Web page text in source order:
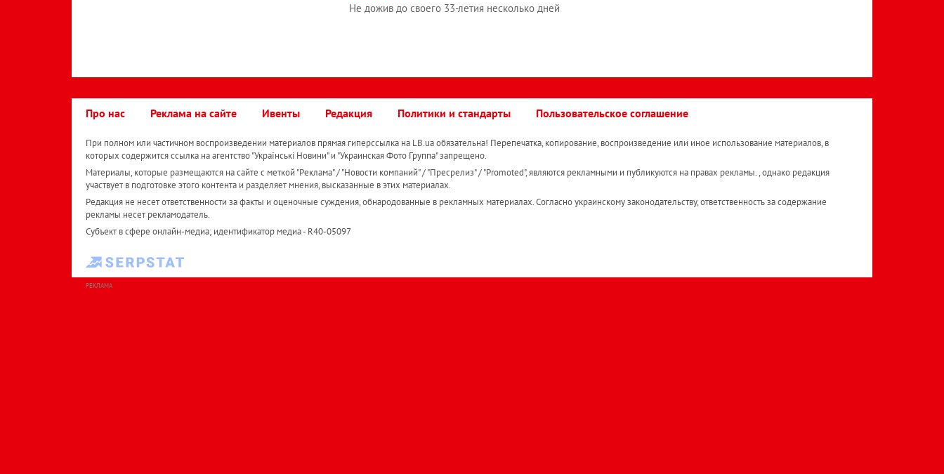
Не дожив до своего 33-летия несколько дней
Про нас Реклама на сайте Ивенты Редакция Политики и стандарты Пользовательское соглашение
При полном или частичном воспроизведении материалов прямая гиперссылка на LB.ua обязательна! Перепечатка, копирование, воспроизведение или иное использование материалов, в
которых содержится ссылка на агентство "Українськi Новини" и "Украинская Фото Группа" запрещено.
Материалы, которые размещаются на сайте с меткой "Реклама" / "Новости компаний" / "Пресрелиз" / "Promoted", являются рекламными и публикуются на правах рекламы. , однако редакция
участвует в подготовке этого контента и разделяет мнения, высказанные в этих материалах.
Редакция не несет ответственности за факты и оценочные суждения, обнародованные в рекламных материалах. Согласно украинскому законодательству, ответственность за содержание
рекламы несет рекламодатель.
Субъект в сфере онлайн-медиа; идентификатор медиа - R40-05097
РЕКЛАМА